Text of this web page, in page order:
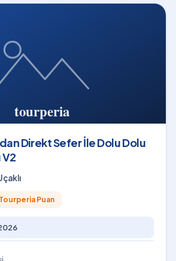
Direkt Sefer İle Dolu Dolu
V2
Tourperia Puan